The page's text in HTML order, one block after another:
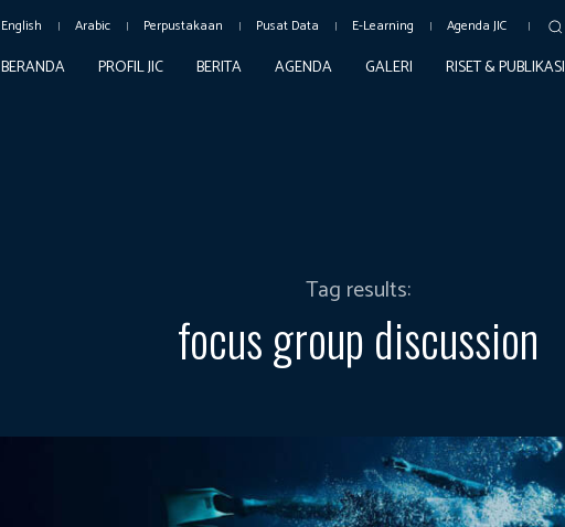
English Arabic Perpustakaan Pusat Data E-Learning Agenda JIC
BERANDA PROFIL JIC BERITA AGENDA GALERI RISET & PUBLIKASI
Tag results:
focus group discussion